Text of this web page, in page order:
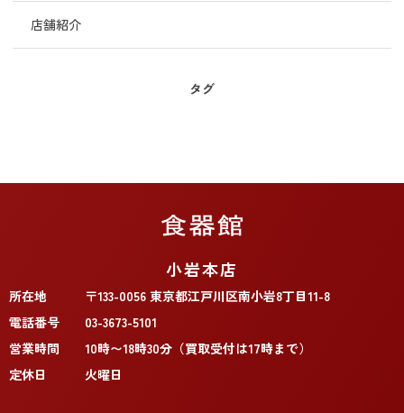
店舗紹介
タグ
小岩本店
所在地
〒133-0056 東京都江戸川区南小岩8丁目11-8
電話番号
03-3673-5101
営業時間
10時〜18時30分（買取受付は17時まで）
定休日
火曜日